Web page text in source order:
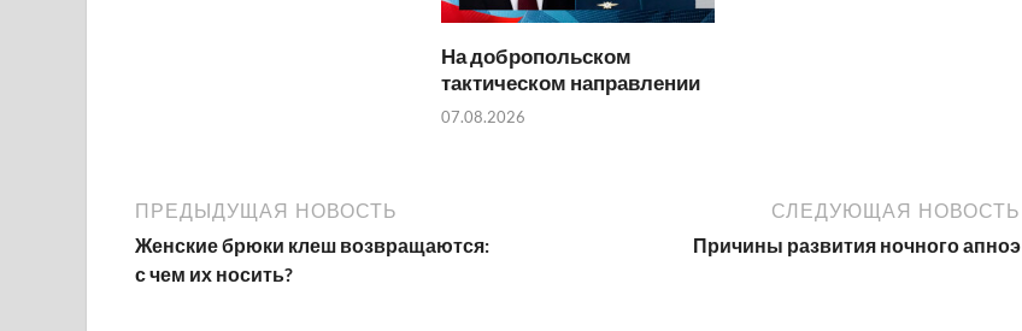
На добропольском
тактическом направлении
07.08.2026
ПРЕДЫДУЩАЯ НОВОСТЬ
Женские брюки клеш возвращаются:
с чем их носить?
СЛЕДУЮЩАЯ НОВОСТЬ
Причины развития ночного апноэ